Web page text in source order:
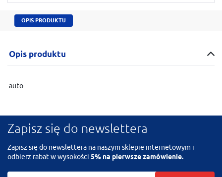
OPIS PRODUKTU
Opis produktu
auto
Zapisz się do newslettera
Zapisz się do newslettera na naszym sklepie internetowym i
odbierz rabat w wysokości 5% na pierwsze zamówienie.